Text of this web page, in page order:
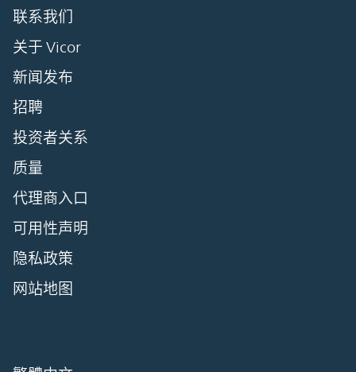
联系我们
关于 Vicor
新闻发布
招聘
投资者关系
质量
代理商入口
可用性声明
隐私政策
网站地图